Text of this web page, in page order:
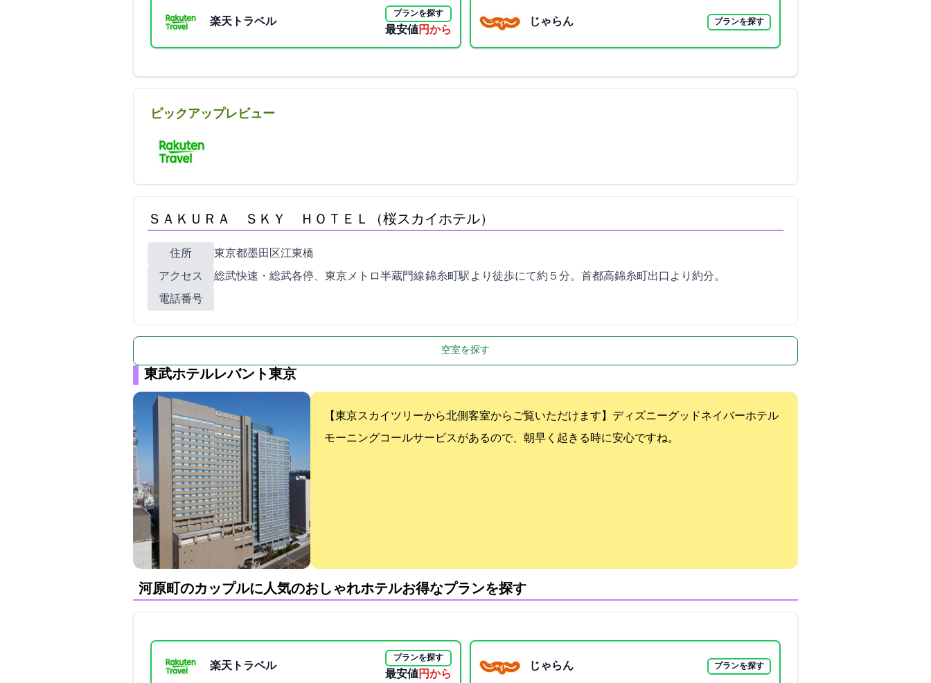
楽天トラベル
プランを探す
最安値2700円から
じゃらん プランを探す
ピックアップレビュー
ＳＡＫＵＲＡ ＳＫＹ ＨＯＴＥＬ（桜スカイホテル）
住所
東京都墨田区江東橋4-9-3
アクセス
JR総武快速・総武各停、東京メトロ半蔵門線 錦糸町駅 より徒歩にて約５分。首都高錦糸町出口より約1分。
電話番号
空室を探す
東武ホテルレバント東京
【東京スカイツリーから1.5km/北側客室からご覧いただけます】ディズニーグッドネイバーホテル
モーニングコールサービスがあるので、朝早く起きる時に安心ですね。
河原町のカップルに人気のおしゃれホテル:お得なプランを探す
楽天トラベル
プランを探す
最安値2600円から
じゃらん プランを探す